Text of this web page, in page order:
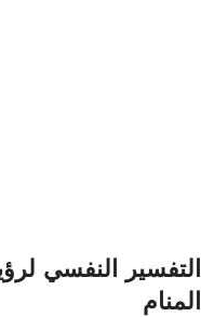
التفسير النفسي
المنام